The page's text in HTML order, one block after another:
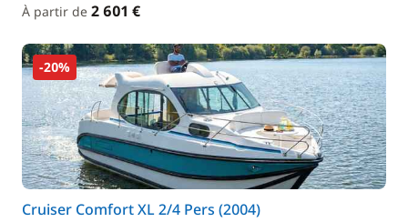
À partir de 2 601 €
-20%
Cruiser Comfort XL 2/4 Pers (2004)